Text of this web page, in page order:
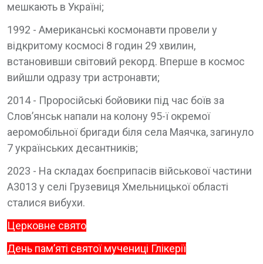
мешкають в Україні;
1992 - Американські космонавти провели у
відкритому космосі 8 годин 29 хвилин,
встановивши світовий рекорд. Вперше в космос
вийшли одразу три астронавти;
2014 - Проросійські бойовики під час боїв за
Слов’янськ напали на колону 95-ї окремої
аеромобільної бригади біля села Маячка, загинуло
7 українських десантників;
2023 - На складах боєприпасів військової частини
А3013 у селі Грузевиця Хмельницької області
сталися вибухи.
Церковне свято
День пам’яті святої мучениці Глікерії